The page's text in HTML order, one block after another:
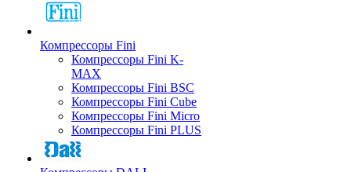
Компрессоры Fini
Компрессоры Fini K-
MAX
Компрессоры Fini BSC
Компрессоры Fini Cube
Компрессоры Fini Micro
Компрессоры Fini PLUS